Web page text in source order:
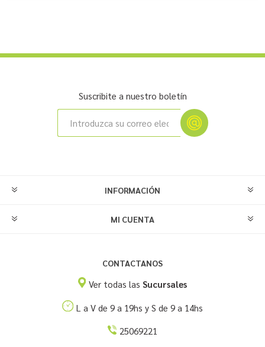
Suscribite a nuestro boletín
INFORMACIÓN
MI CUENTA
CONTACTANOS
Ver todas lasSucursales
L a V de 9 a 19hs y S de 9 a 14hs
25069221